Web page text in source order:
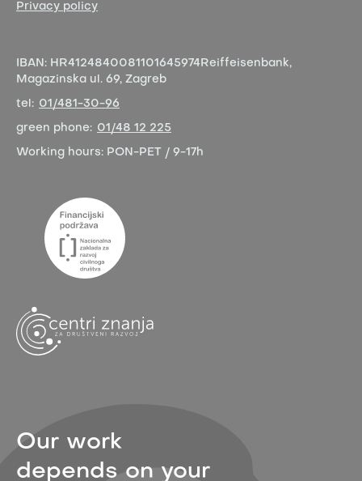
Privacy policy
IBAN: HR4124840081101645974 Reiffeisenbank,
Magazinska ul. 69, Zagreb
tel: 01/481-30-96
green phone: 01/48 12 225
Working hours: PON-PET / 9-17h
Our work
depends on your